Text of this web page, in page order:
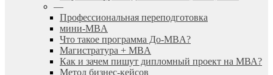
—
Профессиональная переподготовка
мини-MBA
Что такое программа До-MBA?
Магистратура + MBA
Как и зачем пишут дипломный проект на МВА?
Метод бизнес-кейсов